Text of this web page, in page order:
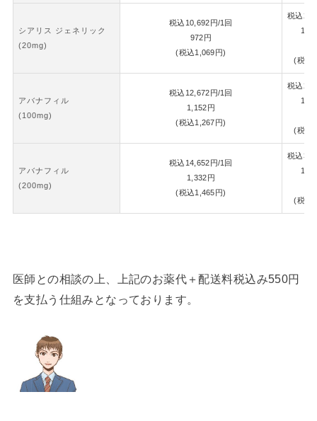
シアリス ジェネリック
(20mg)
税込 10,692円/1回
972円
(税込1,069円)
税込
1錠
(税込
アバナフィル
(100mg)
税込 12,672円/1回
1,152円
(税込1,267円)
税込
1錠
(税込
アバナフィル
(200mg)
税込 14,652円/1回
1,332円
(税込1,465円)
税込
1錠
(税込
医師との相談の上、上記のお薬代＋配送料税込み550円
を支払う仕組みとなっております。